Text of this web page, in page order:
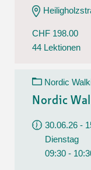
CHF 198.00
44 Lektionen
Nordic
Nordic
30.06.26 -
Dienstag
09:30 -